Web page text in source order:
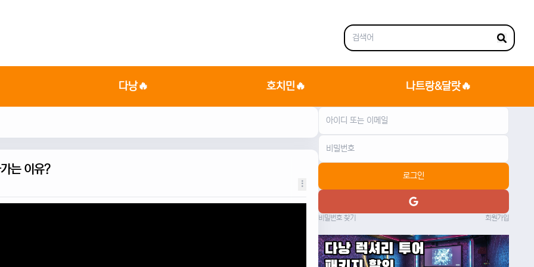
다낭🔥 호치민🔥 나트랑&달랏🔥
는 이유? 로그인
비밀번호 찾기 회원가입